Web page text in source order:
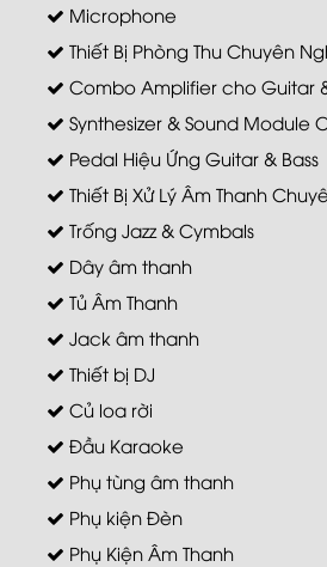
Microphone
Thiết Bị Phòng Thu Chuyên
Combo Amplifier cho Guitar
Synthesizer & Sound Module
Pedal Hiệu Ứng Guitar & Bass
Thiết Bị Xử Lý Âm Thanh
Trống Jazz & Cymbals
Dây âm thanh
Tủ Âm Thanh
Jack âm thanh
Thiết bị DJ
Củ loa rời
Đầu Karaoke
Phụ tùng âm thanh
Phụ kiện Đèn
Phụ Kiện Âm Thanh